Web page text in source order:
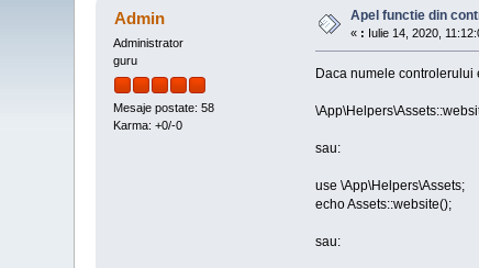
Admin
Administrator
guru
Mesaje postate: 58
Karma: +0/-0
Apel functie din
« : Iulie 14, 2020,
Daca numele controlerului
sau:
use \App\Helpers\Assets;
echo Assets::website();
sau: